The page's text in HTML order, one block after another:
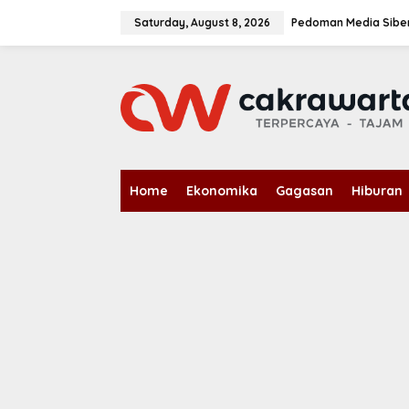
Saturday, August 8, 2026 Pedoman Media
Home Ekonomika Gagasan Hiburan